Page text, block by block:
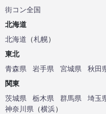
街コン全国
北海道
北海道 （札幌）
東北
青森県
岩手県 宮城県 秋田
関東
茨城県
栃木県 群馬県 埼玉
神奈川県 （横浜）